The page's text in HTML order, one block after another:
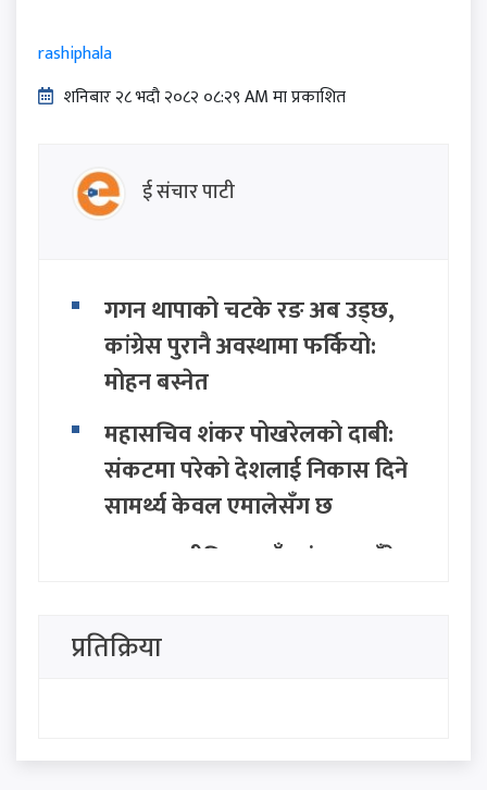
rashiphala
शनिबार २८ भदौ २०८२ ०८:२९ AM मा प्रकाशित
ई संचार पाटी
गगन थापाको चटके रङ अब उड्छ,
कांग्रेस पुरानै अवस्थामा फर्कियो:
मोहन बस्नेत
महासचिव शंकर पोखरेलको दाबी:
संकटमा परेको देशलाई निकास दिने
सामर्थ्य केवल एमालेसँग छ
सत्ता राजनीतिमा नयाँ तरंग: २८ बुँदे
दलद्वारा मोर्चा घोषणा
"जनताको धैर्य टुटेको दिन यी ठाउँ
प्रतिक्रिया